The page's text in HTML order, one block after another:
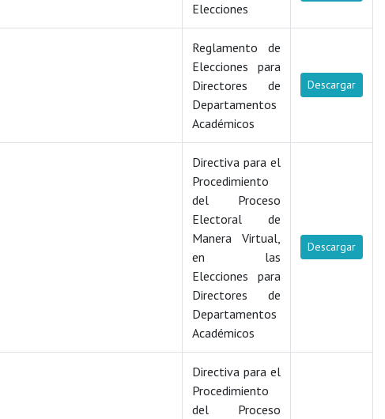
Elecciones
Reglamento de
Elecciones para
Directores de
Departamentos
Académicos
Descargar
Directiva para el
Procedimiento
del Proceso
Electoral de
Manera Virtual,
en las
Elecciones para
Directores de
Departamentos
Académicos
Descargar
Directiva para el
Procedimiento
del Proceso